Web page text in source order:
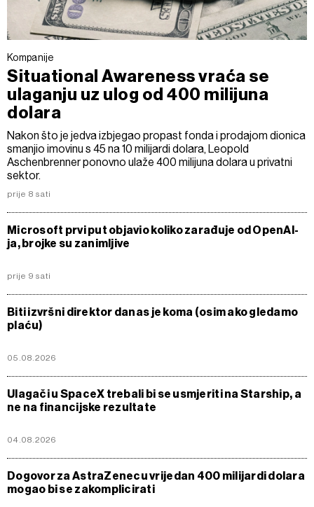
Kompanije
Situational Awareness vraća se
ulaganju uz ulog od 400 milijuna
dolara
Nakon što je jedva izbjegao propast fonda i prodajom dionica
smanjio imovinu s 45 na 10 milijardi dolara, Leopold
Aschenbrenner ponovno ulaže 400 milijuna dolara u privatni
sektor.
prije 8 sati
Microsoft prvi put objavio koliko zarađuje od OpenAI-
ja, brojke su zanimljive
prije 9 sati
Biti izvršni direktor danas je koma (osim ako gledamo
plaću)
05.08.2026
Ulagači u SpaceX trebali bi se usmjeriti na Starship, a
ne na financijske rezultate
04.08.2026
Dogovor za AstraZenecu vrijedan 400 milijardi dolara
mogao bi se zakomplicirati